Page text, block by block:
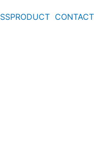
PRODUCT CONTACT